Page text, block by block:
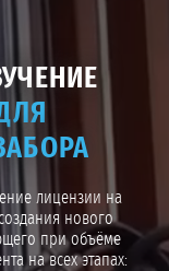
лицензии на
нового
при объёме
на всех этапах: